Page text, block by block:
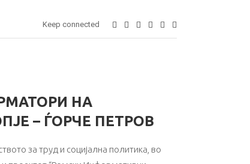
Keep connected
НА
– ЃОРЧЕ ПЕТРОВ
за труд и социјална политика, во